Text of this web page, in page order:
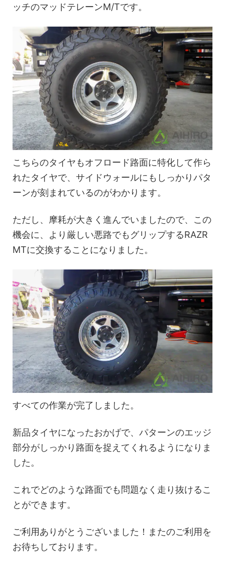
ッチのマッドテレーンM/Tです。
こちらのタイヤもオフロード路面に特化して作ら
れたタイヤで、サイドウォールにもしっかりパタ
ーンが刻まれているのがわかります。
ただし、摩耗が大きく進んでいましたので、この
機会に、より厳しい悪路でもグリップするRAZR
MTに交換することになりました。
すべての作業が完了しました。
新品タイヤになったおかげで、パターンのエッジ
部分がしっかり路面を捉えてくれるようになりま
した。
これでどのような路面でも問題なく走り抜けるこ
とができます。
ご利用ありがとうございました！またのご利用を
お待ちしております。